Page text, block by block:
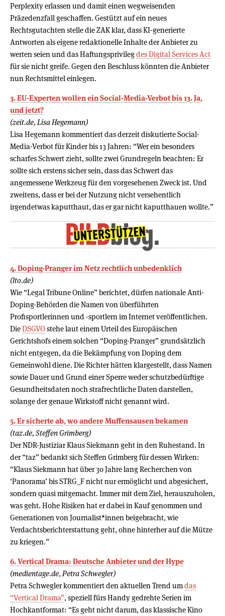
Perplexity erlassen und damit einen wegweisenden
Präzedenzfall geschaffen. Gestützt auf ein neues
Rechtsgutachten stelle die ZAK klar, dass KI-generierte
Antworten als eigene redaktionelle Inhalte der Anbieter zu
werten seien und das Haftungsprivilegdes Digital Services Act
für sie nicht greife. Gegen den Beschluss könnten die Anbieter
nun Rechtsmittel einlegen.
3. EU-Experten wollen ein Social-Media-Verbot bis 13. Ja,
und jetzt?
(zeit.de, Lisa Hegemann)
Lisa Hegemann kommentiert das derzeit diskutierte Social-
Media-Verbot für Kinder bis 13 Jahren: “Wer ein besonders
scharfes Schwert zieht, sollte zwei Grundregeln beachten: Er
sollte sich erstens sicher sein, dass das Schwert das
angemessene Werkzeug für den vorgesehenen Zweck ist. Und
zweitens, dass er bei der Nutzung nicht versehentlich
irgendetwas kaputthaut, das er gar nicht kaputthauen wollte.”
4. Doping-Pranger im Netz recht­lich unbe­denk­lich
(lto.de)
Wie “Legal Tribune Online” berichtet, dürfen nationale Anti-
Doping-Behörden die Namen von überführten
Profisportlerinnen und -sportlern im Internet veröffentlichen.
DieDSGVOstehe laut einem Urteil des Europäischen
Gerichtshofs einem solchen “Doping-Pranger” grundsätzlich
nicht entgegen, da die Bekämpfung von Doping dem
Gemeinwohl diene. Die Richter hätten klargestellt, dass Namen
sowie Dauer und Grund einer Sperre weder schutzbedürftige
Gesundheitsdaten noch strafrechtliche Daten darstellen,
solange der genaue Wirkstoff nicht genannt wird.
5. Er sicherte ab, wo andere Muffensausen bekamen
(taz.de, Steffen Grimberg)
Der NDR-Justiziar Klaus Siekmann geht in den Ruhestand. In
der “taz” bedankt sich Steffen Grimberg für dessen Wirken:
“Klaus Siekmann hat über 30 Jahre lang Recherchen von
‘Panorama’ bis STRG_F nicht nur ermöglicht und abgesichert,
sondern quasi mitgemacht. Immer mit dem Ziel, herauszuholen,
was geht. Hohe Risiken hat er dabei in Kauf genommen und
Generationen von Jour­na­lis­t*in­nen beigebracht, wie
Verdachtsberichterstattung geht, ohne hinterher auf die Mütze
zu kriegen.”
6. Vertical Drama: Deutsche Anbieter und der Hype
(medientage.de, Petra Schwegler)
Petra Schwegler kommentiert den aktuellen Trend umdas
“Vertical Drama”, speziell fürs Handy gedrehte Serien im
Hochkantformat: “Es geht nicht darum, das klassische Kino